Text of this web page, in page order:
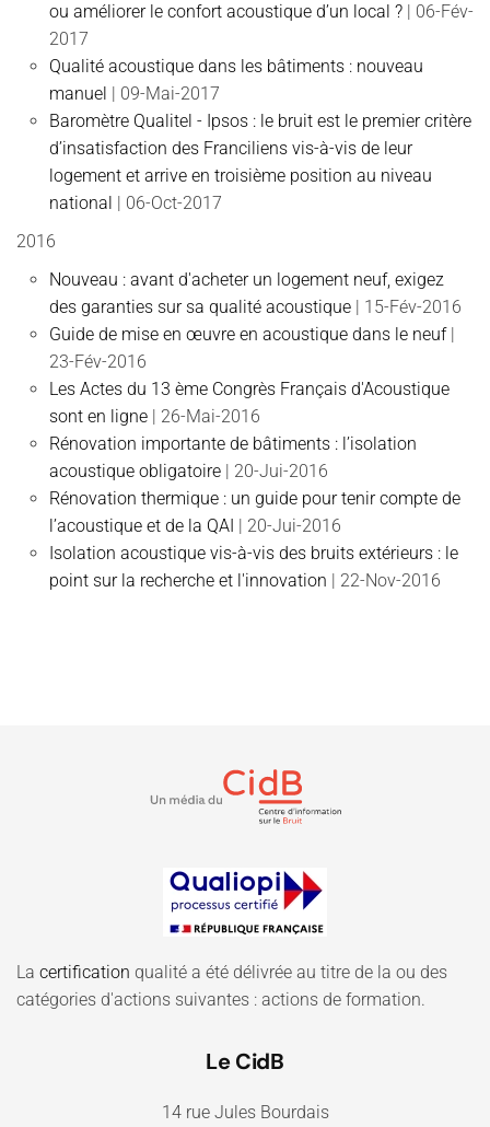
ou améliorer le confort acoustique d’un local ? | 06-Fév-
2017
Qualité acoustique dans les bâtiments : nouveau
manuel | 09-Mai-2017
Baromètre Qualitel - Ipsos : le bruit est le premier critère
d’insatisfaction des Franciliens vis-à-vis de leur
logement et arrive en troisième position au niveau
national | 06-Oct-2017
2016
Nouveau : avant d'acheter un logement neuf, exigez
des garanties sur sa qualité acoustique | 15-Fév-2016
Guide de mise en œuvre en acoustique dans le neuf |
23-Fév-2016
Les Actes du 13 ème Congrès Français d'Acoustique
sont en ligne | 26-Mai-2016
Rénovation importante de bâtiments : l’isolation
acoustique obligatoire | 20-Jui-2016
Rénovation thermique : un guide pour tenir compte de
l’acoustique et de la QAI | 20-Jui-2016
Isolation acoustique vis-à-vis des bruits extérieurs : le
point sur la recherche et l'innovation | 22-Nov-2016
La certification qualité a été délivrée au titre de la ou des
catégories d'actions suivantes : actions de formation.
Le CidB
14 rue Jules Bourdais